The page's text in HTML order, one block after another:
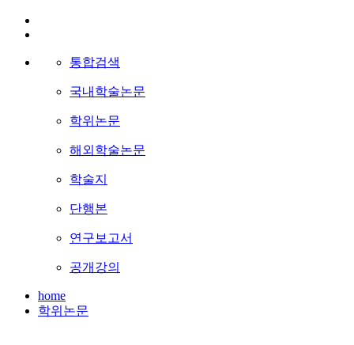
통합검색
국내학술논문
학위논문
해외학술논문
학술지
단행본
연구보고서
공개강의
home
학위논문